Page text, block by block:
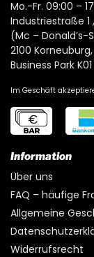
Mo.-Fr. 09:00 –
Industriestraße 1
(Mc – Donald’s-
2100
Business Park
Im Geschäft
Information
Über uns
FAQ – häufige
Allgemeine
Widerrufsrecht